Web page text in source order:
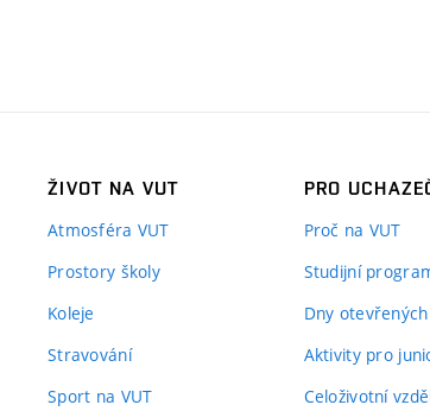
ŽIVOT NA VUT
Atmosféra VUT
Prostory školy
Koleje
Stravování
Sport na VUT
PRO
Proč na VUT
Studijní
Dny
Aktivity pro
Celoživotní